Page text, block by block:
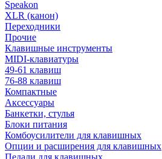
Speakon
XLR (канон)
Переходники
Прочие
Клавишные инструменты
MIDI-клавиатуры
49-61 клавиш
76-88 клавиш
Компактные
Аксессуары
Банкетки, стулья
Блоки питания
Комбоусилители для клавишных
Опции и расширения для клавишных
Педали для клавишных